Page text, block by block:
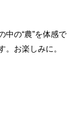
中の“農”を体感で
。お楽しみに。